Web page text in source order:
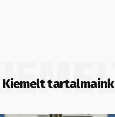
Kiemelt tartalmaink
KIEMELT